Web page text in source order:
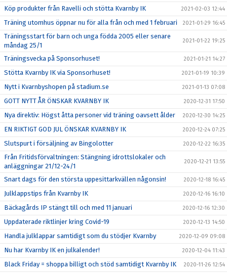
Köp produkter från Ravelli och stötta Kvarnby IK 2021-02-03 12:44
Träning utomhus öppnar nu för alla från och med 1 februari 2021-01-29 16:45
Träningsstart för barn och unga födda 2005 eller senare
måndag 25/1
2021-01-22 19:25
Träningsvecka på Sponsorhuset! 2021-01-21 14:27
Stötta Kvarnby IK via Sponsorhuset! 2021-01-19 10:39
Nytt i Kvarnbyshopen på stadium.se 2021-01-13 07:08
GOTT NYTT ÅR ÖNSKAR KVARNBY IK 2020-12-31 17:50
Nya direktiv: Högst åtta personer vid träning oavsett ålder 2020-12-30 14:25
EN RIKTIGT GOD JUL ÖNSKAR KVARNBY IK 2020-12-24 07:25
Slutspurt i försäljning av Bingolotter 2020-12-22 16:35
Från Fritidsförvaltningen: Stängning idrottslokaler och
anläggningar 21/12-24/1
2020-12-21 13:55
Snart dags för den största uppesittarkvällen någonsin! 2020-12-18 16:45
Julklappstips från Kvarnby IK 2020-12-16 16:10
Bäckagårds IP stängt till och med 11 januari 2020-12-16 12:30
Uppdaterade riktlinjer kring Covid-19 2020-12-13 14:50
Handla julklappar samtidigt som du stödjer Kvarnby 2020-12-09 09:08
Nu har Kvarnby IK en julkalender! 2020-12-04 11:43
Black Friday = shoppa billigt och stöd samtidigt Kvarnby IK 2020-11-26 12:54